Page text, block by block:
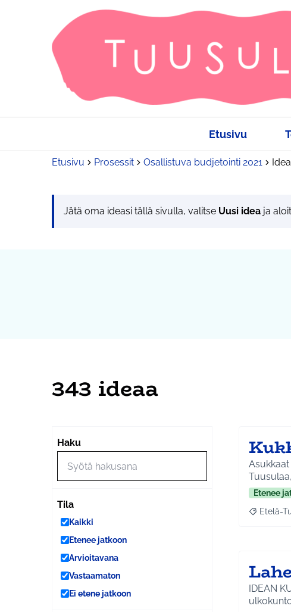
Etusivu
Etusivu Prosessit Osallistuva budjetointi 2021
Jätä oma ideasi tällä sivulla, valitse Uusi idea ja
343 ideaa
Haku
Tila
Kaikki
Etenee jatkoon
Arvioitavana
Vastaamaton
Ei etene jatkoon
Etenee
Rajaa
Etelä-
IDEAN